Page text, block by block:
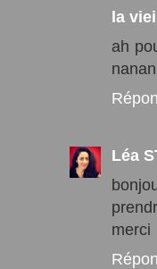
la
ah
nanan
Léa
merci